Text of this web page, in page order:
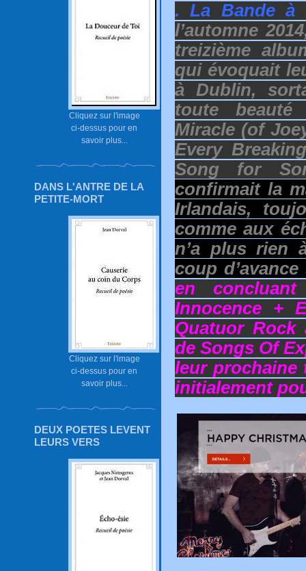
Cliquez sur l'image
ci-dessus pour en
savoir plus...
DANS L'ANTRE DE LA
PETITE-MORT
Cliquez sur l'image
ci-dessus pour en
savoir plus...
DEUX POETES LEVENT
LEURS VERS
. La Bande à
l’automne
treizième
qui évoquait
à Dublin,
toute
Miracle (of
Every
Song for
confirmait la
Irlandais,
comme aux
n’a plus rien
coup
en
Innocence +
Quatuor Rock
de Songs Of
leur prochaine
initialement